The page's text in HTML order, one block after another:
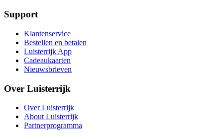
Support
Klantenservice
Bestellen en betalen
Luisterrijk App
Cadeaukaarten
Nieuwsbrieven
Over Luisterrijk
Over Luisterrijk
About Luisterrijk
Partnerprogramma